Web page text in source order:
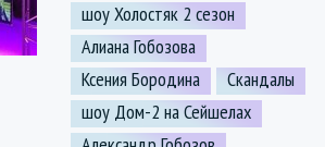
шоу Холостяк 2 сезон
Алиана Гобозова
Ксения Бородина
Скандалы
шоу Дом-2 на Сейшелах